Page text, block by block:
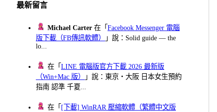
最新留言
Michael Carter 在「Facebook Messenger 電腦
版下載（FB傳訊軟體）
」說：Solid guide — the
lo...
在「LINE 電腦版官方下載 2026 最新版
（Win+Mac 版）
」說：東京・大阪 日本女生預約
指南 認準 千夏...
在「 [下載] WinRAR 壓縮軟體（繁體中文版